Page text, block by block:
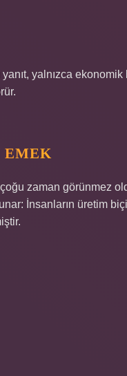
yalnızca
EMEK
zaman görünmez
İnsanların üretim